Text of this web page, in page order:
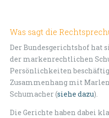
Was sagt die
Der Bundesgerichtshof hat
der markenrechtlichen
Persönlichkeiten
Zusammenhang mit
Schumacher (siehe dazu).
Die Gerichte haben dabei